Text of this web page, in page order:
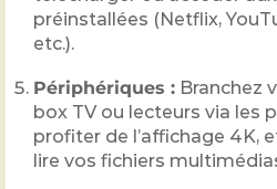
préinstallées (Netflix,
etc.).
Périphériques : Branchez
box TV ou lecteurs via les
profiter de l’affichage 4K,
lire vos fichiers